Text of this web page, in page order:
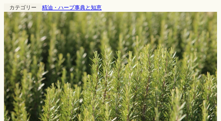
カテゴリー 精油・ハーブ事典と知恵